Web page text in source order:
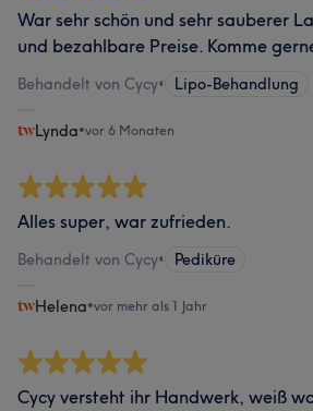
War sehr schön und sehr sauberer
und bezahlbare Preise. Komme
Behandelt von Cycy• Lipo-Behandlung
Lynda•vor 6 Monaten
Alles super, war zufrieden.
Behandelt von Cycy• Pediküre
Helena•vor mehr als 1 Jahr
Cycy versteht ihr Handwerk, weiß